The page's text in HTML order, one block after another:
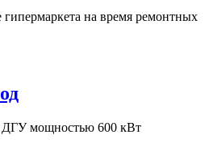
на время ремонтных
ДГУ мощностью 600 кВт